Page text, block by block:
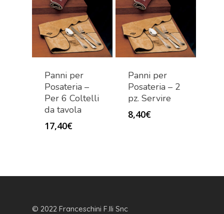
Panni per
Posateria –
Per 6 Coltelli
da tavola
17,40€
Panni per
Posateria – 2
pz. Servire
8,40€
© 2022 Franceschini F.lli Snc